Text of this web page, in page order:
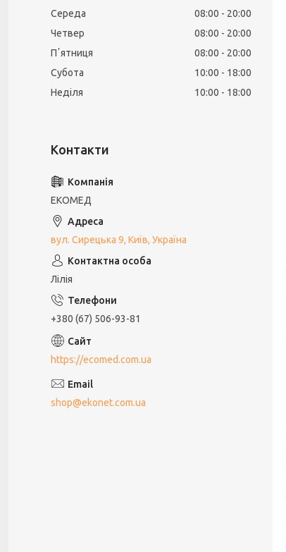
Середа
08:00
20:00
Четвер
08:00
20:00
Пʼятниця
08:00
20:00
Субота
10:00
18:00
Неділя
10:00 18:00
ЕКОМЕД
вул. Сирецька 9, Київ, Україна
Лілія
+380 (67) 506-93-81
https://ecomed.com.ua
shop@ekonet.com.ua